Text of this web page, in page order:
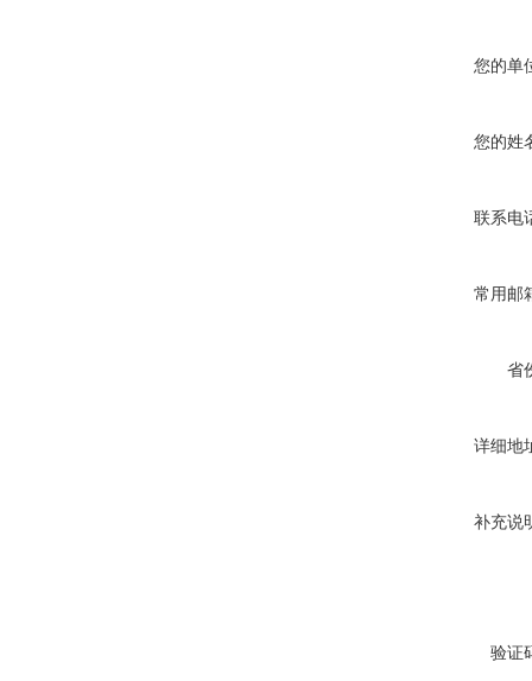
您的单
您的姓
联系电
常用邮
省
详细地
补充说
验证